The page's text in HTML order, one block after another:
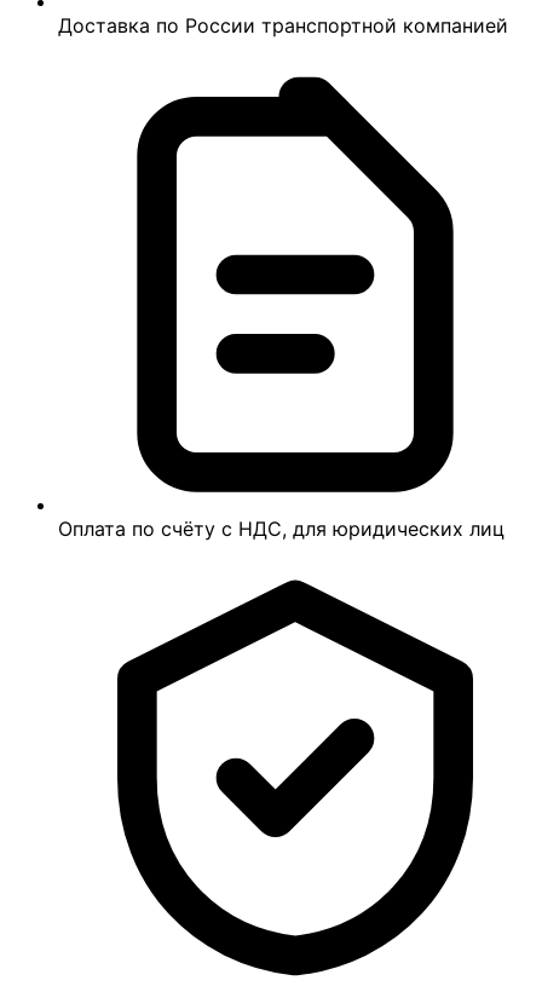
Доставка по России транспортной компанией
Оплата по счёту с НДС, для юридических лиц